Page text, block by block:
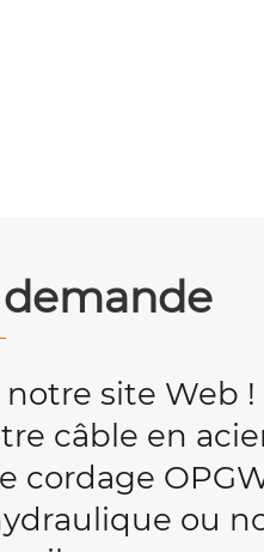
site Web
câble en
cordage
ou